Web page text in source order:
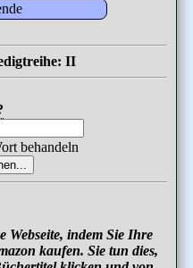
II
behandeln
Webseite, indem Sie Ihre
kaufen. Sie tun dies,